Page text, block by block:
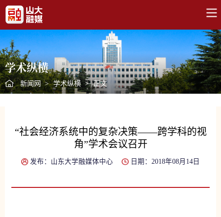
学术纵横
新闻网 > 学术纵横 > 正文
“社会经济系统中的复杂决策——跨学科的视
角”学术会议召开
发布：山东大学融媒体中心 日期：2018年08月14日